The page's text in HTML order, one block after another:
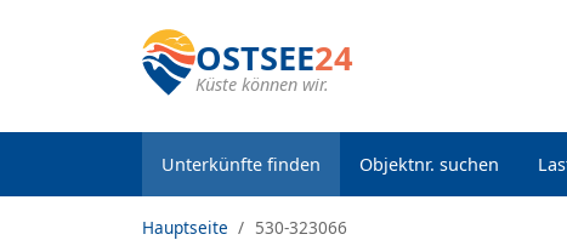
OSTSEE24
Küste können wir.
Unterkünfte finden Objektnr. suchen
Hauptseite 530-323066